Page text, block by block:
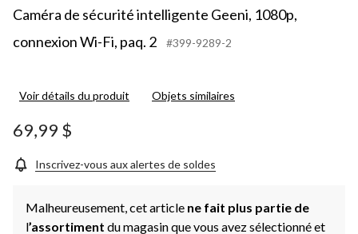
Caméra de sécurité intelligente Geeni, 1080p,
connexion Wi-Fi, paq. 2
#399-9289-2
Voir détails du produit Objets similaires
69,99 $
Inscrivez-vous aux alertes de soldes
Malheureusement, cet article ne fait plus partie de
l’assortiment du magasin que vous avez sélectionné et